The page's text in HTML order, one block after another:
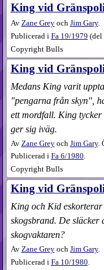
King vid
Av Zane Greyoch Jim Gary.
Publicerad i Fa19​/1979 (del
Copyright Bulls
King vid
Medans King varit
"pengarna från skyn",
ett mordfall. King
ger sig iväg.
Av Zane Greyoch Jim Gary.
Publicerad i Fa6​/1980.
Copyright Bulls
King vid
King och Kid
skogsbrand. De släcker
skogvaktaren?
Av Zane Greyoch Jim Gary.
Publicerad i Fa 10​/1980